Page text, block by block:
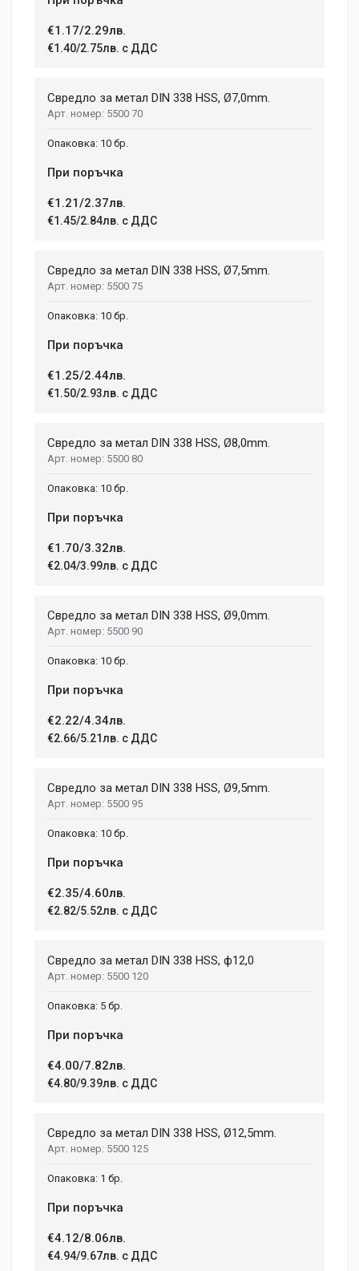
€1.17/2.29лв.
€1.40/2.75лв. с ДДС
Свредло за метал DIN 338 HSS, Ø7,0mm.
5500 70
10 бр.
При поръчка
€1.21/2.37лв.
€1.45/2.84лв. с ДДС
Свредло за метал DIN 338 HSS, Ø7,5mm.
5500 75
10 бр.
При поръчка
€1.25/2.44лв.
€1.50/2.93лв. с ДДС
Свредло за метал DIN 338 HSS, Ø8,0mm.
5500 80
10 бр.
При поръчка
€1.70/3.32лв.
€2.04/3.99лв. с ДДС
Свредло за метал DIN 338 HSS, Ø9,0mm.
5500 90
10 бр.
При поръчка
€2.22/4.34лв.
€2.66/5.21лв. с ДДС
Свредло за метал DIN 338 HSS, Ø9,5mm.
5500 95
10 бр.
При поръчка
€2.35/4.60лв.
€2.82/5.52лв. с ДДС
Свредло за метал DIN 338 HSS, ф12,0
5500 120
5 бр.
При поръчка
€4.00/7.82лв.
€4.80/9.39лв. с ДДС
Свредло за метал DIN 338 HSS, Ø12,5mm.
5500 125
1 бр.
При поръчка
€4.12/8.06лв.
€4.94/9.67лв. с ДДС